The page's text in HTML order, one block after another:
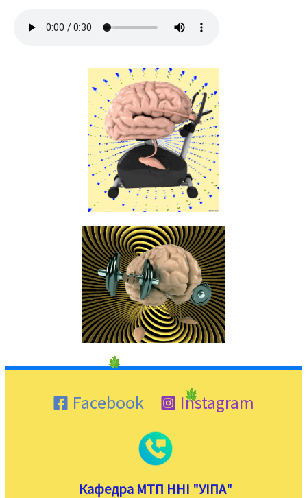
Facebook Instagram
Кафедра МТП ННІ "УІПА"